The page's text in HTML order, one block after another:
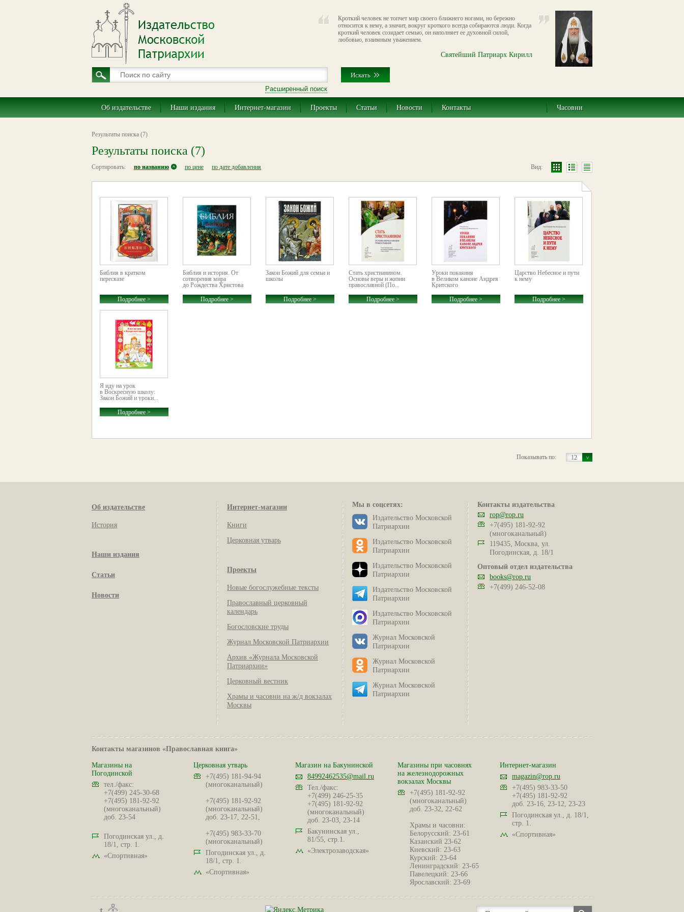
Кроткий человек не топчет мир своего ближнего ногами, но бережно
относится к нему, а значит, вокруг кроткого всегда собираются люди. Когда
кроткий человек созидает семью, он наполняет ее духовной силой,
любовью, взаимным уважением.
Святейший Патриарх Кирилл
Расширенный поиск
Об издательстве Наши издания Интернет-магазин Проекты Статьи Новости Контакты Часовни
Результаты поиска (7)
Результаты поиска (7)
Сортировать: Вид:
по названию по цене по дате добавления
Библия в кратком
пересказе
Подробнее >
Библия и история. От
сотворения мира
до Рождества Христова
Подробнее >
Закон Божий для семьи и
школы
Подробнее >
Стать христианином.
Основы веры и жизни
православной (По...
Подробнее >
Уроки покаяния
в Великом каноне Андрея
Критского
Подробнее >
Царство Небесное и пути
к нему
Подробнее >
Я иду на урок
в Воскресную школу:
Закон Божий и уроки...
Подробнее >
12
Показывать по:
Об издательстве
История
Наши издания
Статьи
Новости
Интернет-магазин
Книги
Церковная утварь
Проекты
Новые богослужебные тексты
Православный церковный
календарь
Богословские труды
Журнал Московской Патриархии
Архив «Журнала Московской
Патриархии»
Церковный вестник
Храмы и часовни на ж/д вокзалах
Москвы
Мы в соцсетях:
Издательство Московской
Патриархии
Издательство Московской
Патриархии
Издательство Московской
Патриархии
Издательство Московской
Патриархии
Издательство Московской
Патриархии
Журнал Московской
Патриархии
Журнал Московской
Патриархии
Журнал Московской
Патриархии
Контакты издательства
rop@rop.ru
+7(495) 181-92-92
(многоканальный)
119435, Москва, ул.
Погодинская, д. 18/1
Оптовый отдел издательства
books@rop.ru
+7(499) 246-52-08
Контакты магазинов «Православная книга»
Магазины на
Погодинской
тел./факс:
+7(499) 245-30-68
+7(495) 181-92-92
(многоканальный)
доб. 23-54
Погодинская ул., д.
18/1, стр. 1.
«Спортивная»
Церковная утварь
+7(495) 181-94-94
(многоканальный)
+7(495) 181-92-92
(многоканальный)
доб. 23-17, 22-51,
+7(495) 983-33-70
(многоканальный)
Погодинская ул., д.
18/1, стр. 1.
«Спортивная»
Магазин на Бакунинской
84992462535@mail.ru
Тел./факс:
+7(499) 246-25-35
+7(495) 181-92-92
(многоканальный)
доб. 23-03, 23-14
Бакунинская ул.,
81/55, стр.1.
«Электрозаводская»
Магазины при часовнях
на железнодорожных
вокзалах Москвы
+7(495) 181-92-92
(многоканальный)
доб. 23-32, 22-62
Храмы и часовни:
Белорусский: 23-61
Казанский 23-62
Киевский: 23-63
Курский: 23-64
Ленинградский: 23-65
Павелецкий: 23-66
Ярославский: 23-69
Интернет-магазин
magazin@rop.ru
+7(495) 983-33-50
+7(495) 181-92-92
доб. 23-16, 23-12, 23-23
Погодинская ул., д. 18/1,
стр. 1.
«Спортивная»